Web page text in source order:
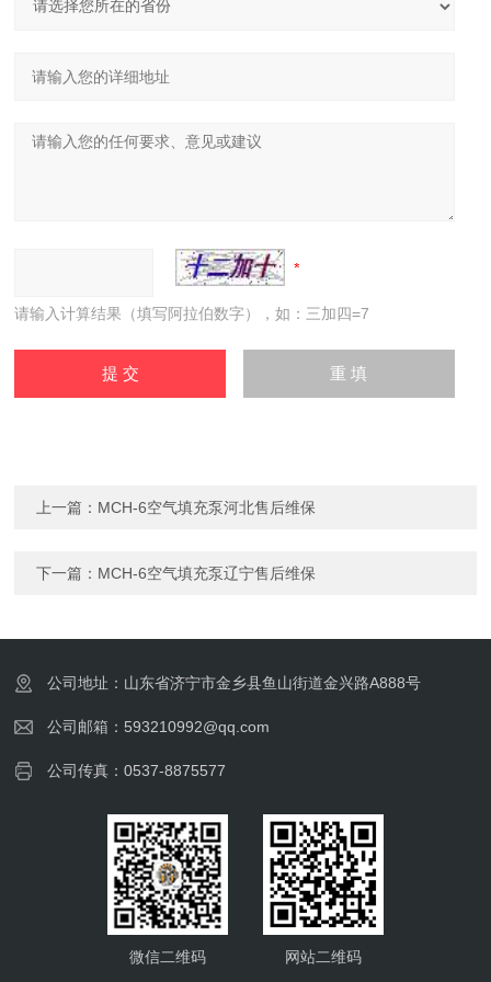
请输入计算结果（填写阿拉伯数字），如：三加四=7
上一篇： MCH-6空气填充泵河北售后维保
下一篇： MCH-6空气填充泵辽宁售后维保
公司地址：山东省济宁市金乡县鱼山街道金兴路A888号
公司邮箱：593210992@qq.com
公司传真：0537-8875577
微信二维码 网站二维码